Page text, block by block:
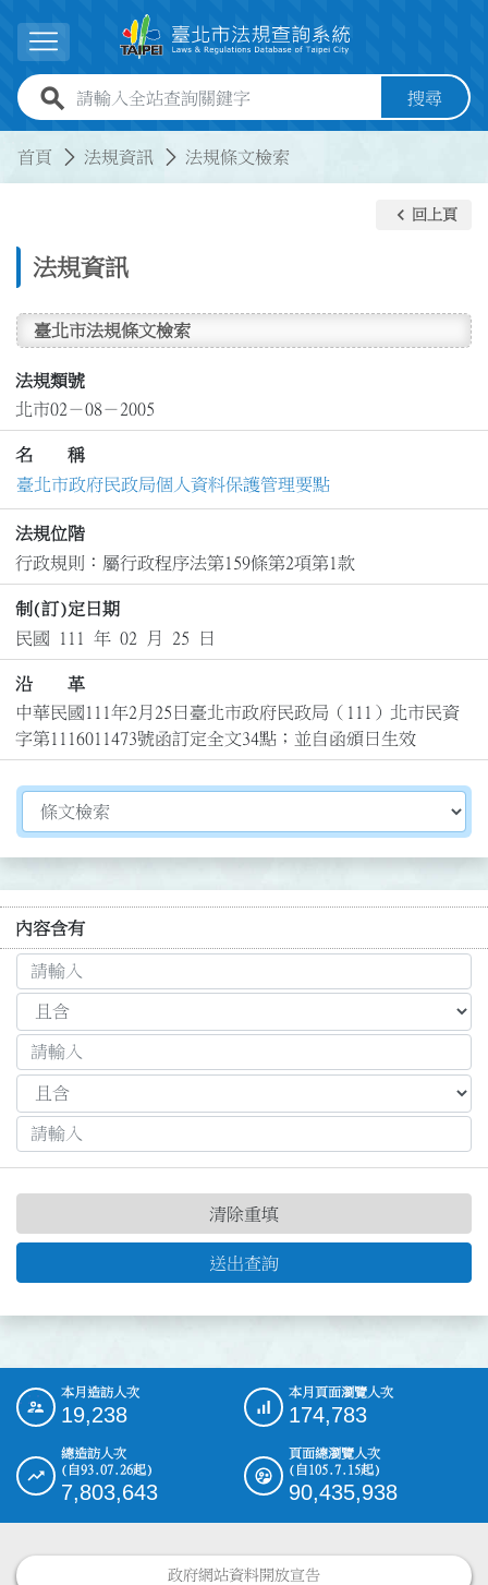
展開選單
全站查詢關鍵字欄位 搜尋
首頁 法規資訊 法規條文檢索
法規資訊
keyboard_arrow_left 回上頁
臺北市法規條文檢索
法規類號
北市02－08－2005
名 稱
臺北市政府民政局個人資料保護管理要點
法規位階
行政規則：屬行政程序法第159條第2項第1款
制(訂)定日期
民國 111 年 02 月 25 日
沿 革
中華民國111年2月25日臺北市政府民政局（111）北市民資
字第1116011473號函訂定全文34點；並自函頒日生效
切換選擇法規資訊內容
內容含有
送出查詢
清除重填
::: 本月造訪人次
19,238
本月頁面瀏覽人次
174,783
總造訪人次
(自93.07.26起)
7,803,643
頁面總瀏覽人次
(自105.7.15起)
90,435,938
政府網站資料開放宣告